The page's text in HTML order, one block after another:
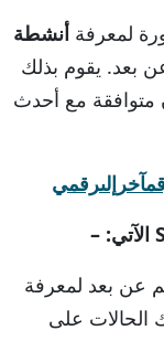
لمعرفة أنشطة
بعد. يقوم بذلك
متوافقة مع أحدث
الآتي: –
عن بعد لمعرفة
الحالات على